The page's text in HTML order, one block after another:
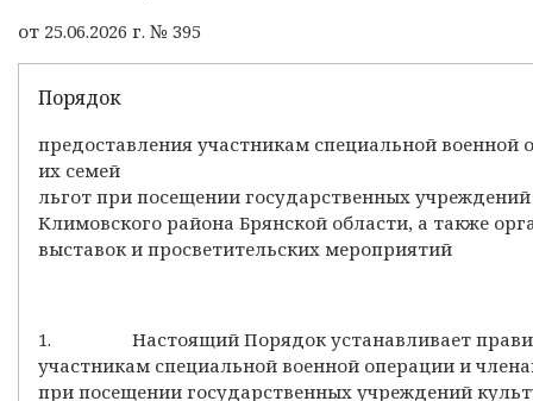
от 25.06.2026 г. № 395
Порядок
предоставления участникам специальной военной
их семей
льгот при посещении государственных
Климовского района Брянской области, а также
выставок и просветительских мероприятий
1. Настоящий Порядок устанавливает
участникам специальной военной операции и
при посещении государственных учреждений